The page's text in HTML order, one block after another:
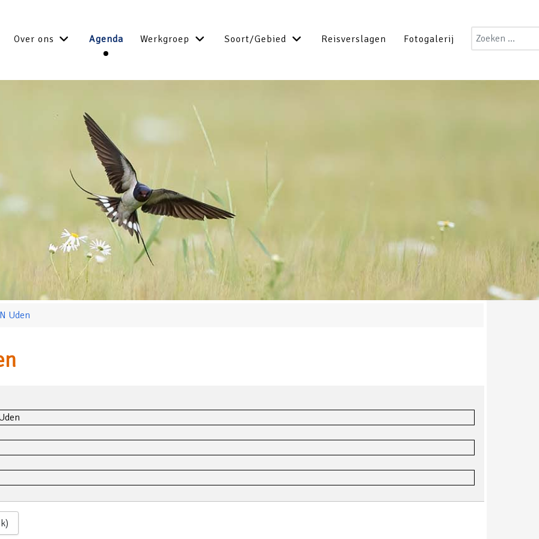
Over ons Agenda Werkgroep Soort/Gebied Reisverslagen Fotogalerij
Zoeken
Uden